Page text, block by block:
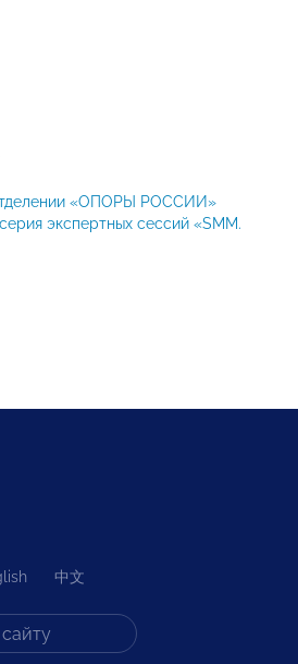
«ОПОРЫ РОССИИ»
экспертных сессий «SMM.
中文